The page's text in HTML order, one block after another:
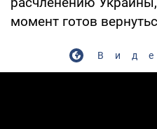
момент готов